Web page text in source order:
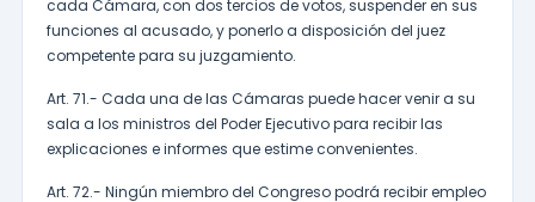
cada Cámara, con dos tercios de votos, suspender en sus
funciones al acusado, y ponerlo a disposición del juez
competente para su juzgamiento.
Art. 71.- Cada una de las Cámaras puede hacer venir a su
sala a los ministros del Poder Ejecutivo para recibir las
explicaciones e informes que estime convenientes.
Art. 72.- Ningún miembro del Congreso podrá recibir empleo